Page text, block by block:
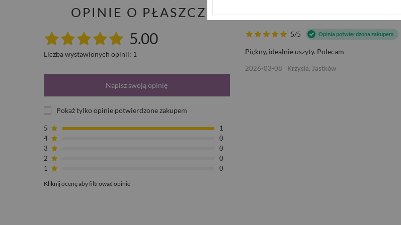
OPINIE O PŁASZCZ DAMSKI TRENCZ ZE
5.00
Liczba wystawionych opinii: 1
Napisz swoją opinię
Pokaż tylko opinie potwierdzone zakupem
5
1
4
0
3
0
2
0
1
0
Kliknij ocenę aby filtrować opinie
5/5 Opinia potwierdzona zakupem
Piękny, idealnie uszyty. Polecam
2026-03-08 Krzysia, Jastków